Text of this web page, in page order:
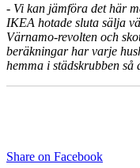
- Vi kan jämföra det här
IKEA hotade sluta sälja
Värnamo-revolten och
beräkningar har varje
hemma i städskrubben så
Share on Facebook